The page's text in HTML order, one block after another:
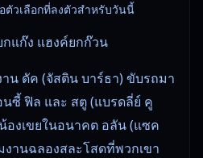
วเลือกที่ลงตัวสำหรับวันนี้
กแก๊ง แฮงค์ยกก๊วน
น ดัค (จัสติน บาร์ธา) ขับรถมา
นซี้ ฟิล และ สตู (แบรดลี่ย์ คู
องเขยในอนาคต อลัน (แซค
งานฉลองสละโสดที่พวกเขา